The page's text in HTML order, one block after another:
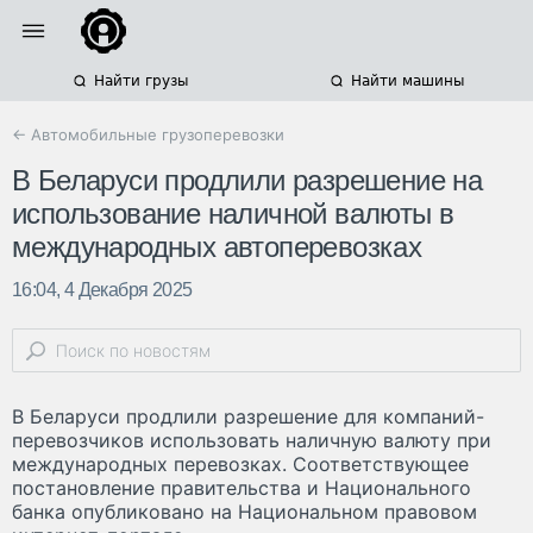
Найти грузы Найти машины
← Автомобильные грузоперевозки
В Беларуси продлили разрешение на
использование наличной валюты в
международных автоперевозках
16:04, 4 Декабря 2025
В Беларуси продлили разрешение для компаний-
перевозчиков использовать наличную валюту при
международных перевозках. Соответствующее
постановление правительства и Национального
банка опубликовано на Национальном правовом